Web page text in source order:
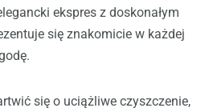
ekspres z doskonałym
się znakomicie w każdej
się o uciążliwe czyszczenie,